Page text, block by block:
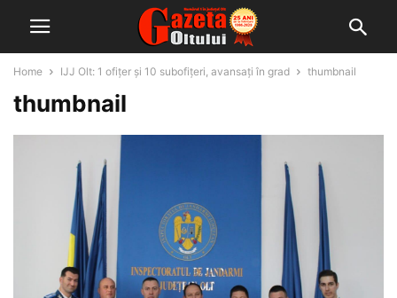
Home IJJ Olt: 1 ofițer și 10 subofițeri, avansați în grad thumbnail
thumbnail